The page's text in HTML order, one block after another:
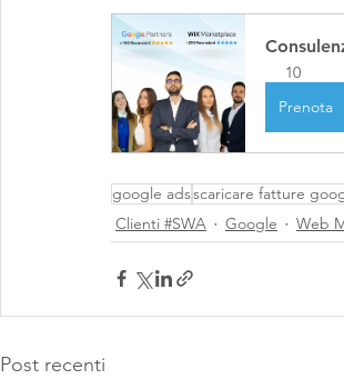
10
Prenota
google adsscaricare fatture
Clienti #SWA
Google Web
Post recenti